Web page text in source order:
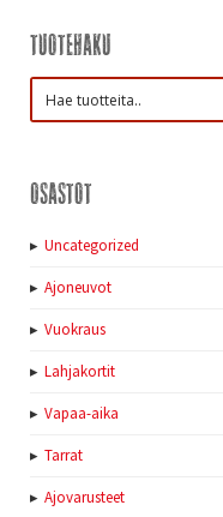
Tuotehaku
Osastot
Uncategorized
Ajoneuvot
Vuokraus
Lahjakortit
Vapaa-aika
Tarrat
Ajovarusteet